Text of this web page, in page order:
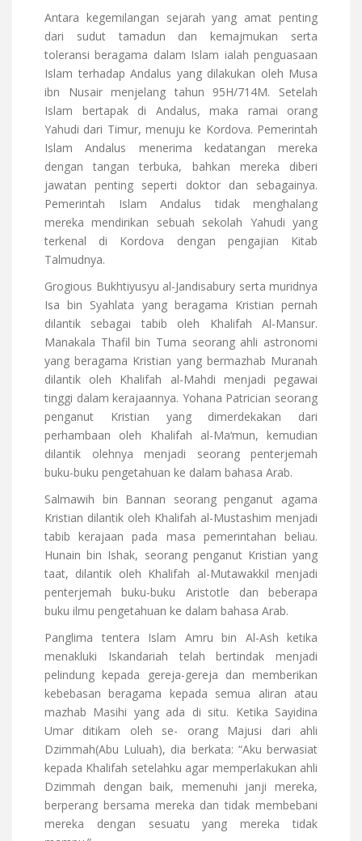
Antara kegemilangan sejarah yang amat penting
dari sudut tamadun dan kemajmukan serta
toleransi beragama dalam Islam ialah penguasaan
Islam terhadap Andalus yang dilakukan oleh Musa
ibn Nusair menjelang tahun 95H/714M. Setelah
Islam bertapak di Andalus, maka ramai orang
Yahudi dari Timur, menuju ke Kordova. Pemerintah
Islam Andalus menerima kedatangan mereka
dengan tangan terbuka, bahkan mereka diberi
jawatan penting seperti doktor dan sebagainya.
Pemerintah Islam Andalus tidak menghalang
mereka mendirikan sebuah sekolah Yahudi yang
terkenal di Kordova dengan pengajian Kitab
Talmudnya.
Grogious Bukhtiyusyu al-Jandisabury serta muridnya
Isa bin Syahlata yang beragama Kristian pernah
dilantik sebagai tabib oleh Khalifah Al-Mansur.
Manakala Thafil bin Tuma seorang ahli astronomi
yang beragama Kristian yang bermazhab Muranah
dilantik oleh Khalifah al-Mahdi menjadi pegawai
tinggi dalam kerajaannya. Yohana Patrician seorang
penganut Kristian yang dimerdekakan dari
perhambaan oleh Khalifah al-Ma‘mun, kemudian
dilantik olehnya menjadi seorang penterjemah
buku-buku pengetahuan ke dalam bahasa Arab.
Salmawih bin Bannan seorang penganut agama
Kristian dilantik oleh Khalifah al-Mustashim menjadi
tabib kerajaan pada masa pemerintahan beliau.
Hunain bin Ishak, seorang penganut Kristian yang
taat, dilantik oleh Khalifah al-Mutawakkil menjadi
penterjemah buku-buku Aristotle dan beberapa
buku ilmu pengetahuan ke dalam bahasa Arab.
Panglima tentera Islam Amru bin Al-Ash ketika
menakluki Iskandariah telah bertindak menjadi
pelindung kepada gereja-gereja dan memberikan
kebebasan beragama kepada semua aliran atau
mazhab Masihi yang ada di situ. Ketika Sayidina
Umar ditikam oleh se- orang Majusi dari ahli
Dzimmah(Abu Luluah), dia berkata: “Aku berwasiat
kepada Khalifah setelahku agar memperlakukan ahli
Dzimmah dengan baik, memenuhi janji mereka,
berperang bersama mereka dan tidak membebani
mereka dengan sesuatu yang mereka tidak